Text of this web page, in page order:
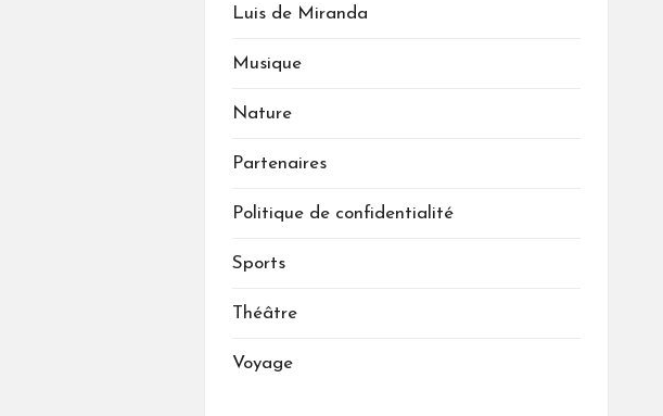
Luis de Miranda
Musique
Nature
Partenaires
Politique de confidentialité
Sports
Théâtre
Voyage